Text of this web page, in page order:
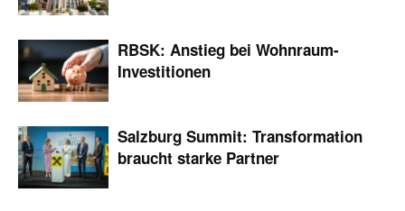
RBSK: Anstieg bei Wohnraum-
Investitionen
Salzburg Summit: Transformation
braucht starke Partner